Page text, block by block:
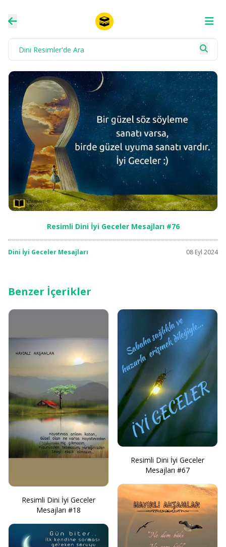
Resimli Dini İyi Geceler Mesajları #76
Dini İyi Geceler Mesajları 08 Eyl 2024
Benzer İçerikler
Resimli Dini İyi Geceler
Mesajları #18
Resimli Dini İyi Geceler
Mesajları #67